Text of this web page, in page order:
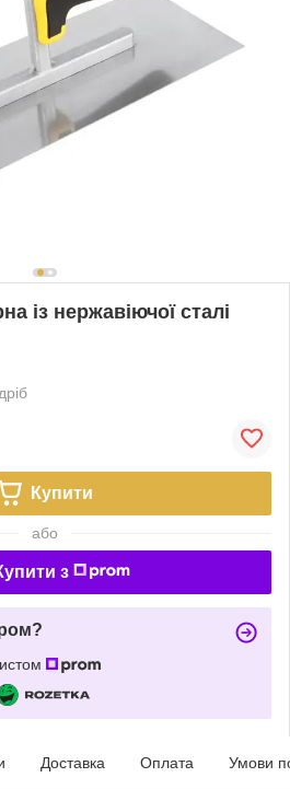
із нержавіючої сталі
Купити
або
з
Доставка Оплата Умови